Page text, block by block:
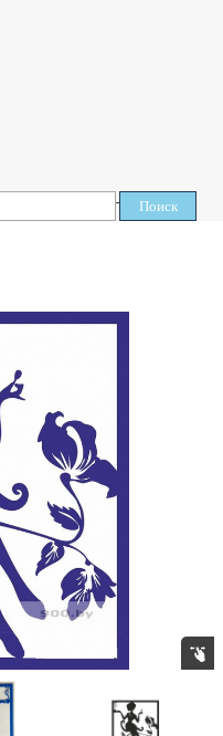
Поиск
Поиск